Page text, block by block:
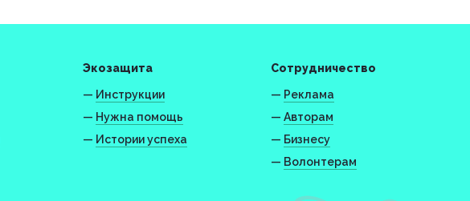
Экозащита
— Инструкции
— Нужна помощь
— Истории успеха
Сотрудничество
— Реклама
— Авторам
— Бизнесу
— Волонтерам